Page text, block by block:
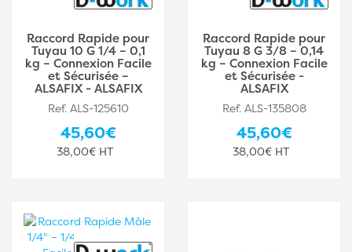
Raccord Rapide pour
Tuyau 10 G 1/4 – 0,1
kg – Connexion Facile
et Sécurisée –
ALSAFIX - ALSAFIX
Ref. ALS-125610
45,60€
38,00€ HT
Raccord Rapide pour
Tuyau 8 G 3/8 – 0,14
kg – Connexion Facile
et Sécurisée -
ALSAFIX
Ref. ALS-135808
45,60€
38,00€ HT